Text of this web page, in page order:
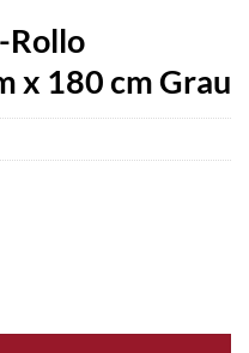
Rollo
x 180 cm Grau